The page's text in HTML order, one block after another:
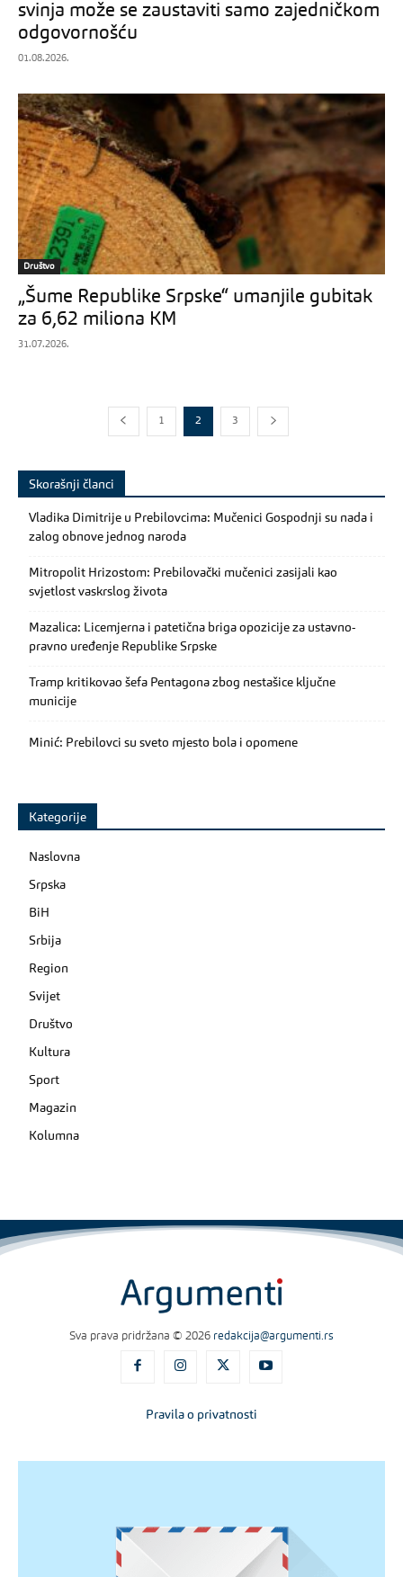
svinja može se zaustaviti samo zajedničkom
odgovornošću
01.08.2026.
Društvo
„Šume Republike Srpske“ umanjile gubitak
za 6,62 miliona KM
31.07.2026.
1 2 3
Skorašnji članci
Vladika Dimitrije u Prebilovcima: Mučenici Gospodnji su nada i
zalog obnove jednog naroda
Mitropolit Hrizostom: Prebilovački mučenici zasijali kao
svjetlost vaskrslog života
Mazalica: Licemjerna i patetična briga opozicije za ustavno-
pravno uređenje Republike Srpske
Tramp kritikovao šefa Pentagona zbog nestašice ključne
municije
Minić: Prebilovci su sveto mjesto bola i opomene
Kategorije
Naslovna
Srpska
BiH
Srbija
Region
Svijet
Društvo
Kultura
Sport
Magazin
Kolumna
Sva prava pridržana © 2026 redakcija@argumenti.rs
Pravila o privatnosti